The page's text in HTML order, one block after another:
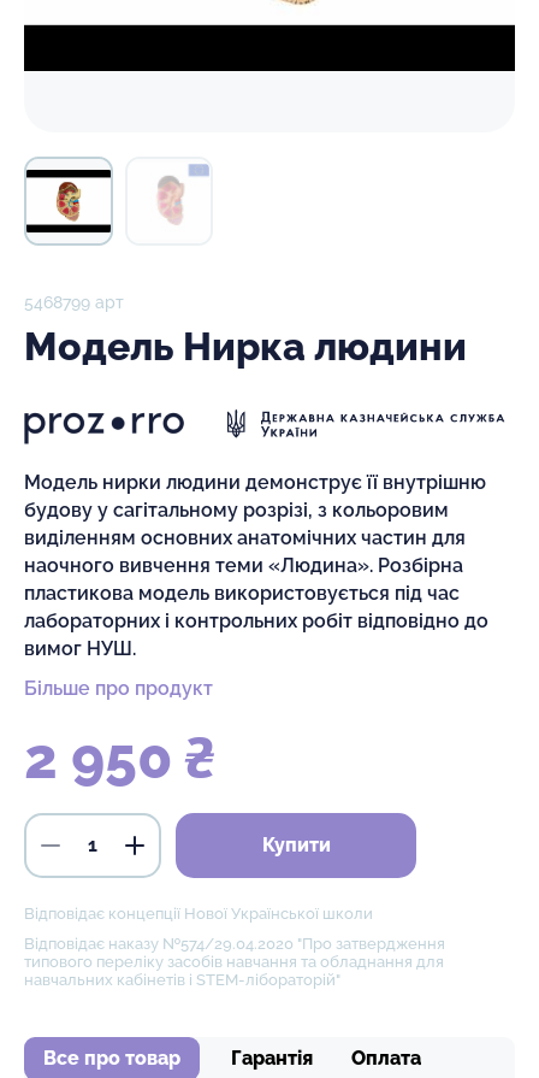
5468799 арт
Модель Нирка людини
Модель нирки людини демонструє її внутрішню
будову у сагітальному розрізі, з кольоровим
виділенням основних анатомічних частин для
наочного вивчення теми «Людина». Розбірна
пластикова модель використовується під час
лабораторних і контрольних робіт відповідно до
вимог НУШ.
Більше про продукт
2 950 ₴
Купити
Відповідає концепції Нової Української школи
Відповідає наказу №574/29.04.2020 "Про затвердження
типового переліку засобів навчання та обладнання для
навчальних кабінетів і STEM-лібораторій"
Все про товар Гарантія
Оплата